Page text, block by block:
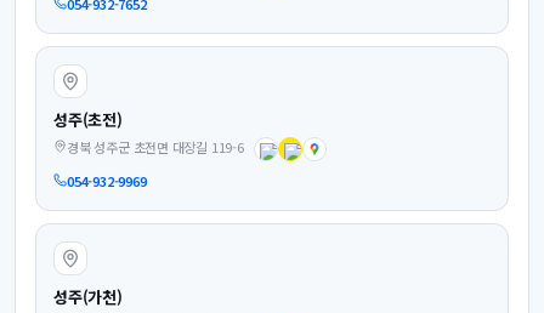
성주(초전)
경북 성주군 초전면 대장길 119-6
054-932-9969
성주(가천)